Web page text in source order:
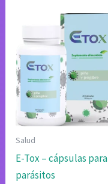
Salud
E-Tox – cápsulas para
parásitos